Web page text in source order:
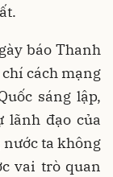
báo Thanh
cách mạng
sáng lập,
lãnh đạo của
ta không
vai trò quan